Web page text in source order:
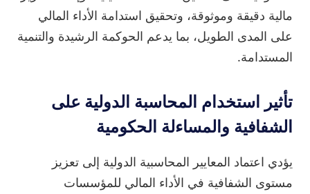
مالية دقيقة وموثوقة، وتحقيق استدامة الأداء المالي
على المدى الطويل، بما يدعم الحوكمة الرشيدة والتنمية
المستدامة.
تأثير استخدام المحاسبة الدولية على
الشفافية والمساءلة الحكومية
يؤدي اعتماد المعايير المحاسبية الدولية إلى تعزيز
مستوى الشفافية في الأداء المالي للمؤسسات